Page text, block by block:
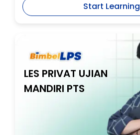
Start Learning
LES PRIVAT UJIAN
MANDIRI PTS